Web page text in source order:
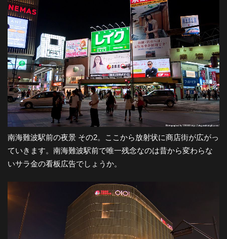
南海難波駅前の夜景 その2。ここから放射状に商店街が広がっ
ていきます。南海難波駅前で唯一残念なのは昔から変わらな
いサラ金の看板広告でしょうか。